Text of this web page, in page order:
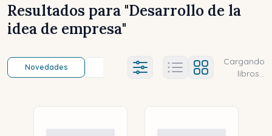
Resultados para "Desarrollo de la
idea de empresa"
Novedades Título (a-z) Título (z-a)
Ajustes abierto
Cargando
libros...